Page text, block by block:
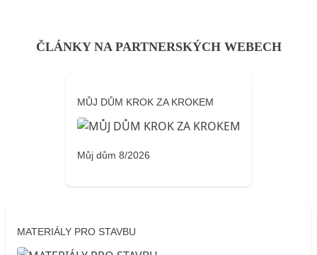
ČLÁNKY NA PARTNERSKÝCH WEBECH
MŮJ DŮM KROK ZA KROKEM
Můj dům 8/2026
MATERIÁLY PRO STAVBU